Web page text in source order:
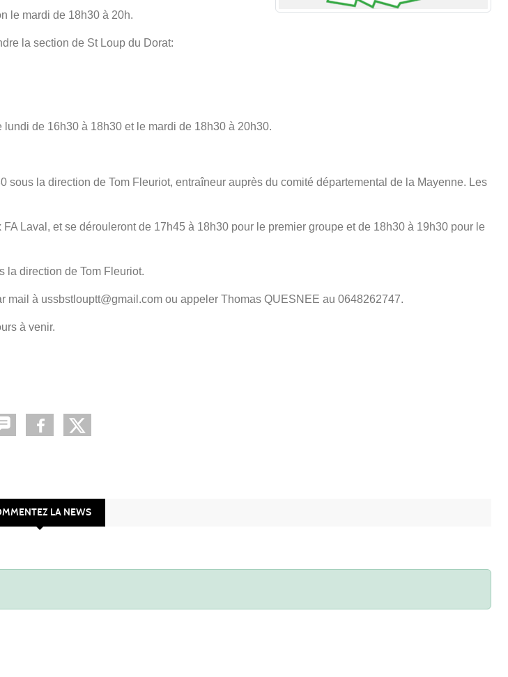
le mardi de 18h30 à 20h.
la section de St Loup du Dorat:
de 16h30 à 18h30 et le mardi de 18h30 à 20h30.
la direction de Tom Fleuriot, entraîneur auprès du comité départemental de la Mayenne. Les
Laval, et se dérouleront de 17h45 à 18h30 pour le premier groupe et de 18h30 à 19h30 pour le
la direction de Tom Fleuriot.
à ussbstlouptt@gmail.com ou appeler Thomas QUESNEE au 0648262747.
à venir.
LA NEWS